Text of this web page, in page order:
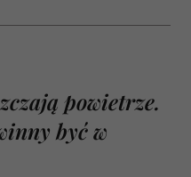
powietrze.
być w